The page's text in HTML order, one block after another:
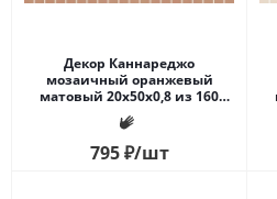
Декор Каннареджо
мозаичный оранжевый
матовый 20x50x0,8 из 160
частей 2,3х2,3
795₽/шт